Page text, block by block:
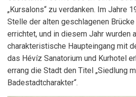
„Kursalons“ zu verdanken. Im Jahre
Stelle der alten geschlagenen
errichtet, und in diesem Jahr wurden
charakteristische Haupteingang mit
das Hévíz Sanatorium und Kurhotel
errang die Stadt den Titel „Siedlung
Badestadtcharakter“.